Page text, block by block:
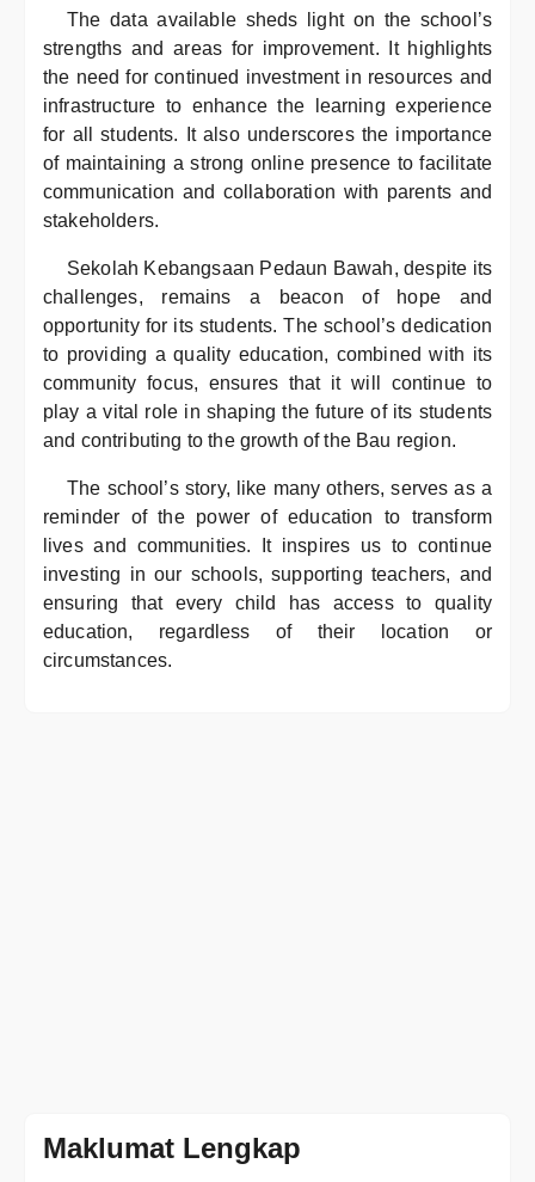
The data available sheds light on the school’s
strengths and areas for improvement. It highlights
the need for continued investment in resources and
infrastructure to enhance the learning experience
for all students. It also underscores the importance
of maintaining a strong online presence to facilitate
communication and collaboration with parents and
stakeholders.
Sekolah Kebangsaan Pedaun Bawah, despite its
challenges, remains a beacon of hope and
opportunity for its students. The school’s dedication
to providing a quality education, combined with its
community focus, ensures that it will continue to
play a vital role in shaping the future of its students
and contributing to the growth of the Bau region.
The school’s story, like many others, serves as a
reminder of the power of education to transform
lives and communities. It inspires us to continue
investing in our schools, supporting teachers, and
ensuring that every child has access to quality
education, regardless of their location or
circumstances.
Maklumat Lengkap